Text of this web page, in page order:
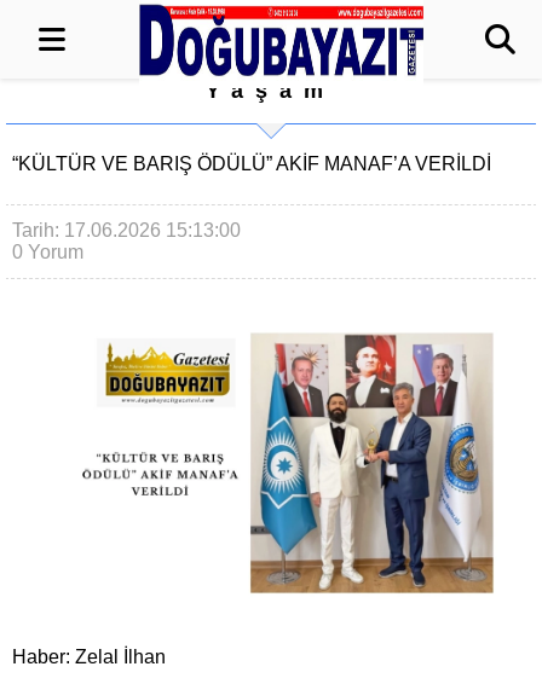
Yaşam
“KÜLTÜR VE BARIŞ ÖDÜLÜ” AKİF MANAF’A VERİLDİ
Tarih: 17.06.2026 15:13:00
0 Yorum
Haber: Zelal İlhan